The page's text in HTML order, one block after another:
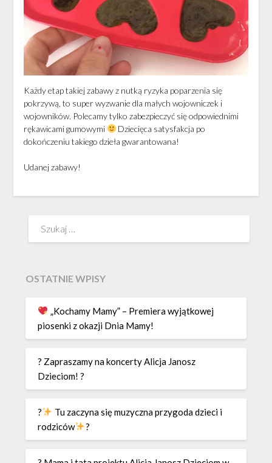
Każdy etap takiej zabawy z nutką ryzyka poparzenia się
pokrzywą, to super wyzwanie dla małych wojowniczek i
wojowników. Polecamy tylko zabezpieczyć się odpowiednimi
rękawicami gumowymi
Dziecięca satysfakcja po
dokończeniu takiego dzieła gwarantowana!
Udanej zabawy!
OSTATNIE WPISY
„Kochamy Mamy” – Premiera wyjątkowej
piosenki z okazji Dnia Mamy!
? Zapraszamy na koncerty Alicja Janosz
Dzieciom! ?
?
Tu zaczyna się muzyczna przygoda dzieci i
rodziców
?